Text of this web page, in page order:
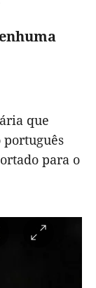
que
para o